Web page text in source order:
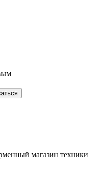
магазин техники